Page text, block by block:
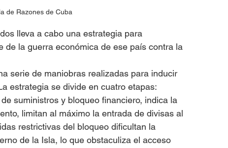
de Razones de Cuba
lleva a cabo una estrategia para
la guerra económica de ese país contra la
serie de maniobras realizadas para inducir
estrategia se divide en cuatro etapas:
suministros y bloqueo financiero, indica la
limitan al máximo la entrada de divisas al
restrictivas del bloqueo dificultan la
de la Isla, lo que obstaculiza el acceso